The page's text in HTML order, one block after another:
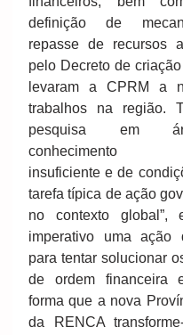
definição de
repasse de recursos
pelo Decreto de
levaram a CPRM a
trabalhos na região.
pesquisa em
conhecimento
insuficiente e de
tarefa típica de ação
no contexto
imperativo uma ação
para tentar solucionar
de ordem financeira
forma que a nova
da RENCA